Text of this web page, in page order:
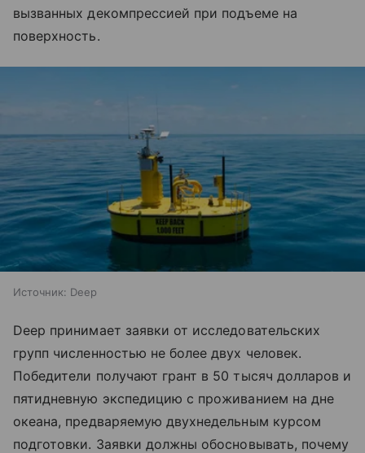
вызванных декомпрессией при подъеме на
поверхность.
Источник: Deep
Deep принимает заявки от исследовательских
групп численностью не более двух человек.
Победители получают грант в 50 тысяч долларов и
пятидневную экспедицию с проживанием на дне
океана, предваряемую двухнедельным курсом
подготовки. Заявки должны обосновывать, почему